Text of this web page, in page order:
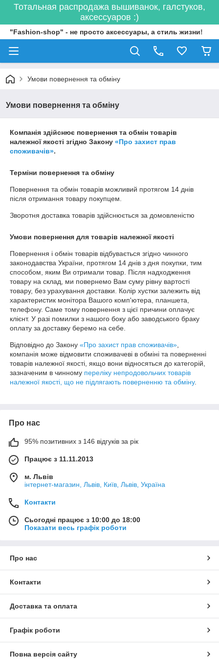
Тотальная распродажа вышиванок, галстуков,
аксессуаров :)
"Fashion-shop" - не просто аксессуары, а стиль жизни!
Умови повернення та обміну
Умови повернення та обміну
Компанія здійснює повернення та обмін товарів
належної якості згідно Закону «Про захист прав
споживачів».
Терміни повернення та обміну
Повернення та обмін товарів можливий протягом 14 днів
після отримання товару покупцем.
Зворотня доставка товарів здійснюється за домовленістю
Умови повернення для товарів належної якості
Повернення і обмін товарів відбувається згідно чинного
законодавства України, протягом 14 днів з дня покупки, тим
способом, яким Ви отримали товар. Після надходження
товару на склад, ми повернемо Вам суму рівну вартості
товару, без урахування доставки. Колір хустки залежить від
характеристик монітора Вашого комп'ютера, планшета,
телефону. Саме тому повернення з цієї причини оплачує
клієнт. У разі помилки з нашого боку або заводського браку
оплату за доставку беремо на себе.
Відповідно до Закону «Про захист прав споживачів»
компанія може відмовити споживачеві в обміні та поверненні
товарів належної якості, якщо вони відносяться до категорій,
зазначеним в чинному переліку непродовольчих товарів
належної якості, що не підлягають поверненню та обміну.
Про нас
95% позитивних з 146 відгуків за рік
Працює з 11.11.2013
м. Львів
інтернет-магазин, Львів, Київ, Львів, Україна
Контакти
Сьогодні працює з 10:00 до 18:00
Показати весь графік роботи
Про нас
Контакти
Доставка та оплата
Графік роботи
Повна версія сайту